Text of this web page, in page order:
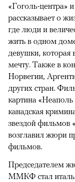
«Гоголь-центра»
рассказывает о
где люди и
жить в одном
девушки,
мечту. Также в
Норвегии,
других стран.
картина
канадская
звездой фильмов
возглавил жюри
фильмов.
Председателем
ММКФ стал